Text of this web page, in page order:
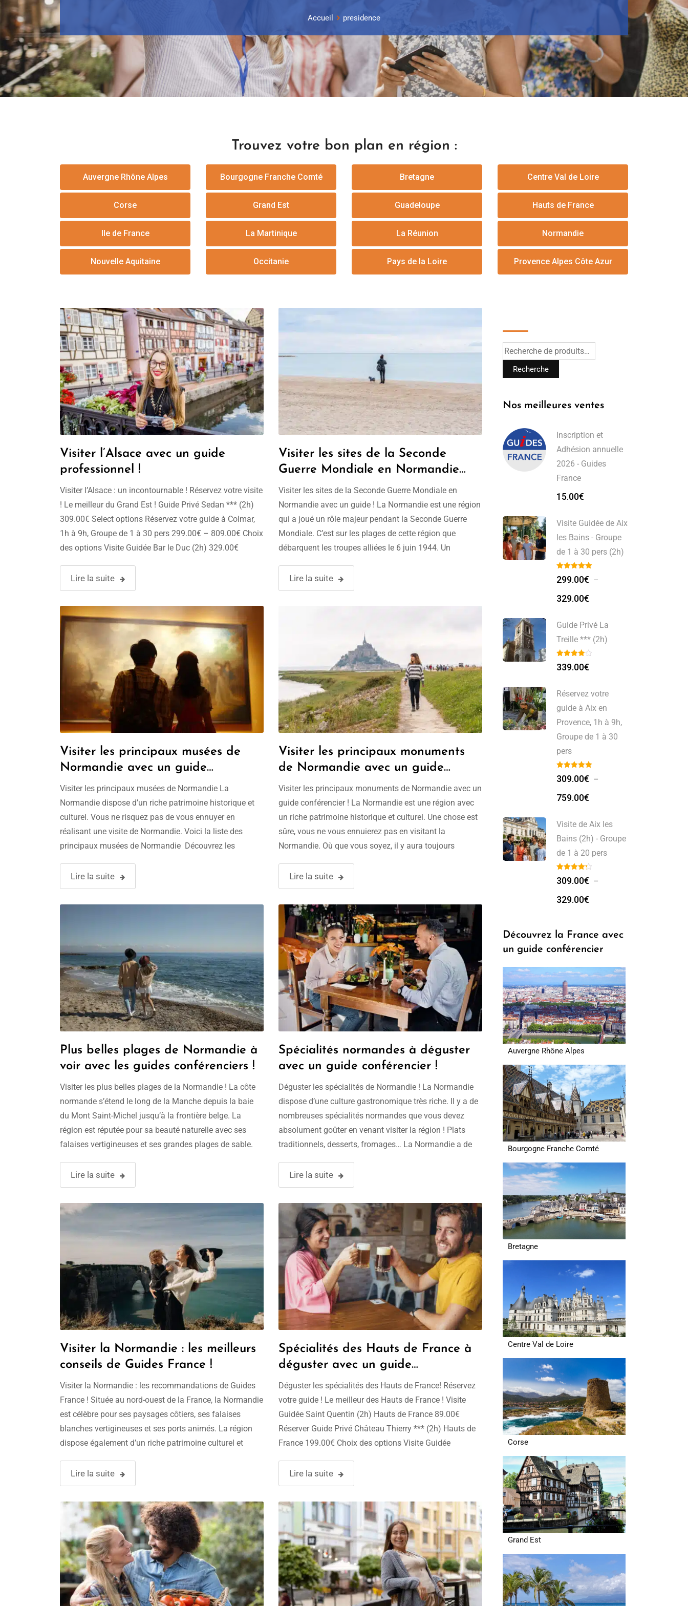
Accueil presidence
Trouvez votre bon plan en région :
Auvergne Rhône Alpes Bourgogne Franche Comté Bretagne Centre Val de Loire
Corse Grand Est Guadeloupe Hauts de France
Ile de France La Martinique La Réunion Normandie
Nouvelle Aquitaine Occitanie Pays de la Loire Provence Alpes Côte Azur
Visiter l’Alsace avec un guide
professionnel !
Visiter l’Alsace : un incontournable ! Réservez votre visite
! Le meilleur du Grand Est ! Guide Privé Sedan *** (2h)
309.00€ Select options Réservez votre guide à Colmar,
1h à 9h, Groupe de 1 à 30 pers 299.00€ – 809.00€ Choix
des options Visite Guidée Bar le Duc (2h) 329.00€
Lire la suite
Visiter les sites de la Seconde
Guerre Mondiale en Normandie
avec un guide conférencier !
Visiter les sites de la Seconde Guerre Mondiale en
Normandie avec un guide ! La Normandie est une région
qui a joué un rôle majeur pendant la Seconde Guerre
Mondiale. C’est sur les plages de cette région que
débarquent les troupes alliées le 6 juin 1944. Un
la …Lire la suite
Visiter les principaux musées de
Normandie avec un guide
conférencier !
Visiter les principaux musées de Normandie La
Normandie dispose d’un riche patrimoine historique et
culturel. Vous ne risquez pas de vous ennuyer en
réalisant une visite de Normandie. Voici la liste des
principaux musées de Normandie Découvrez les
touristique 1.Le mémorial de Caen 2.Le musée de la
tapisserie …
Lire la suite
Visiter les principaux monuments
de Normandie avec un guide
professionnel !
Visiter les principaux monuments de Normandie avec un
guide conférencier ! La Normandie est une région avec
un riche patrimoine historique et culturel. Une chose est
sûre, vous ne vous ennuierez pas en visitant la
Normandie. Où que vous soyez, il y aura toujours
les …Lire la suite
Plus belles plages de Normandie à
voir avec les guides conférenciers !
Visiter les plus belles plages de la Normandie ! La côte
normande s’étend le long de la Manche depuis la baie
du Mont Saint-Michel jusqu’à la frontière belge. La
région est réputée pour sa beauté naturelle avec ses
falaises vertigineuses et ses grandes plages de sable.
propices à …
Lire la suite
Spécialités normandes à déguster
avec un guide conférencier !
Déguster les spécialités de Normandie ! La Normandie
dispose d’une culture gastronomique très riche. Il y a de
nombreuses spécialités normandes que vous devez
absolument goûter en venant visiter la région ! Plats
traditionnels, desserts, fromages… La Normandie a de
spécialités normandes avec un guide touristique 1.Les
…
Lire la suite
Visiter la Normandie : les meilleurs
conseils de Guides France !
Visiter la Normandie : les recommandations de Guides
France ! Située au nord-ouest de la France, la Normandie
est célèbre pour ses paysages côtiers, ses falaises
blanches vertigineuses et ses ports animés. La région
dispose également d’un riche patrimoine culturel et
gastronomie. Découvrez dans cet article, tout ce …
Lire la suite
Spécialités des Hauts de France à
déguster avec un guide
conférencier !
Déguster les spécialités des Hauts de France! Réservez
votre guide ! Le meilleur des Hauts de France ! Visite
Guidée Saint Quentin (2h) Hauts de France 89.00€
Réserver Guide Privé Château Thierry *** (2h) Hauts de
France 199.00€ Choix des options Visite Guidée
Privé Cassel *** (2h) …
Lire la suite
Recherche
Nos meilleures ventes
Inscription et
Adhésion annuelle
2026 - Guides
France
15.00€
Visite Guidée de Aix
les Bains - Groupe
de 1 à 30 pers (2h)
299.00€ –
329.00€
prix :
299.00€
à
Guide Privé La
Treille *** (2h)
339.00€
Réservez votre
guide à Aix en
Provence, 1h à 9h,
Groupe de 1 à 30
pers
309.00€ –
759.00€
prix :
309.00€
à
759.00€
Visite de Aix les
Bains (2h) - Groupe
de 1 à 20 pers
309.00€ –
329.00€
309.00€
à
329.00€
Découvrez la France avec
un guide conférencier
Auvergne Rhône Alpes
Bourgogne Franche Comté
Bretagne
Centre Val de Loire
Corse
Grand Est